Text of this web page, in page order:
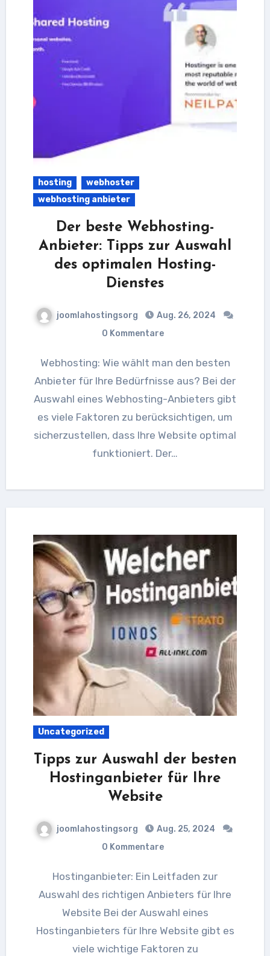
hosting
webhoster
webhosting anbieter
Der beste Webhosting-
Anbieter: Tipps zur Auswahl
des optimalen Hosting-
Dienstes
joomlahostingsorg
Aug. 26, 2024
0 Kommentare
Webhosting: Wie wählt man den besten
Anbieter für Ihre Bedürfnisse aus? Bei der
Auswahl eines Webhosting-Anbieters gibt
es viele Faktoren zu berücksichtigen, um
sicherzustellen, dass Ihre Website optimal
funktioniert. Der…
Uncategorized
Tipps zur Auswahl der besten
Hostinganbieter für Ihre
Website
joomlahostingsorg
Aug. 25, 2024
0 Kommentare
Hostinganbieter: Ein Leitfaden zur
Auswahl des richtigen Anbieters für Ihre
Website Bei der Auswahl eines
Hostinganbieters für Ihre Website gibt es
viele wichtige Faktoren zu